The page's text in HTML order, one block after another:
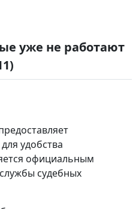
уже не работают
удобства
официальным
судебных